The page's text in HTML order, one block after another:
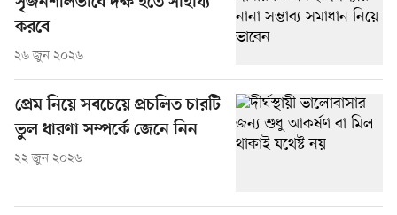
করবে
২৬ জুন ২০২৬
প্রেম নিয়ে সবচেয়ে প্রচলিত চারটি
ভুল ধারণা সম্পর্কে জেনে নিন
২২ জুন ২০২৬